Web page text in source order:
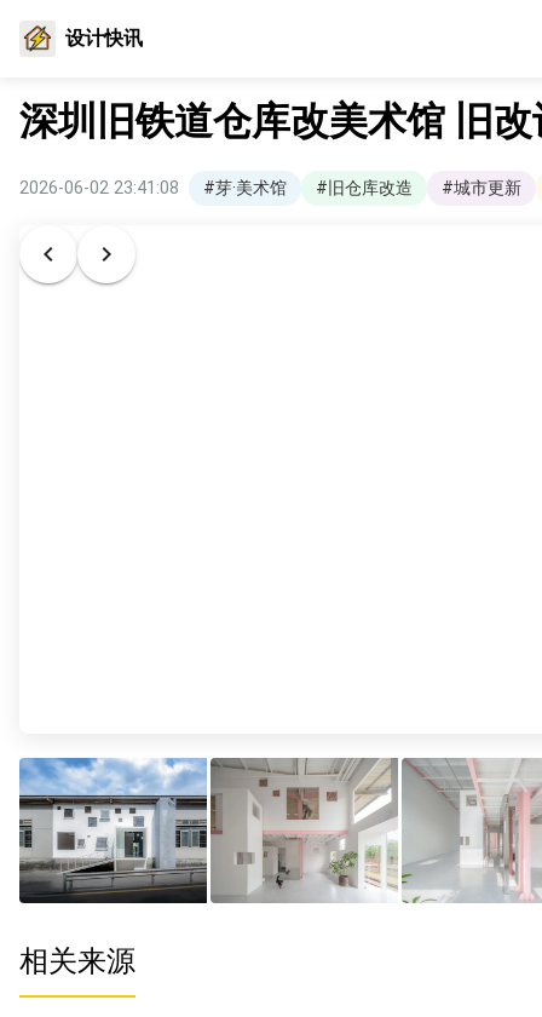
设计快讯
深圳旧铁道仓库改美术馆 旧
2026-06-02 23:41:08 #芽·美术馆 #旧仓库改造 #城市更新
相关来源